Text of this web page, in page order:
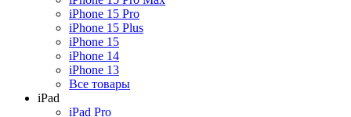
iPhone 15 Pro
iPhone 15 Plus
iPhone 15
iPhone 14
iPhone 13
Все товары
iPad
iPad Pro